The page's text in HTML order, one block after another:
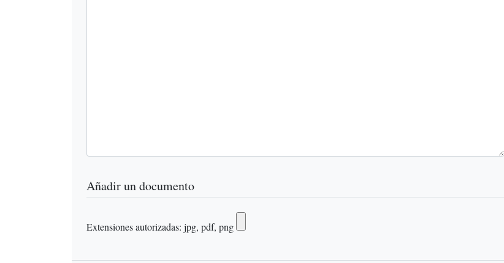
Añadir un documento
Extensiones autorizadas: jpg, pdf, png